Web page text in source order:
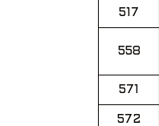
517
558
571
572